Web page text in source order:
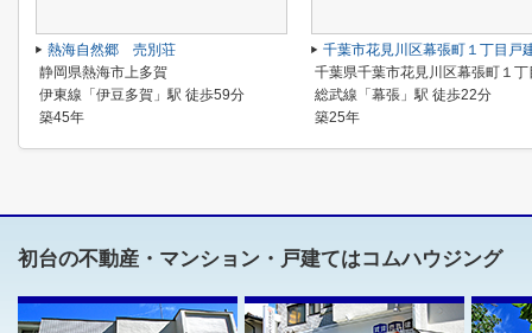
熱海自然郷 売別荘
静岡県熱海市上多賀
伊東線「伊豆多賀」駅 徒歩59分
築45年
千葉市花見川区幕張町１丁目戸
千葉県千葉市花見川区幕張町１丁
総武線「幕張」駅 徒歩22分
築25年
初台の不動産・マンション・戸建てはコムハウジング